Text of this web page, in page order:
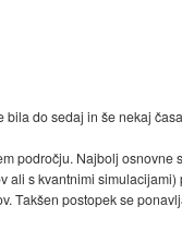
bila do sedaj in še nekaj
področju. Najbolj
s kvantnimi
Takšen postopek se